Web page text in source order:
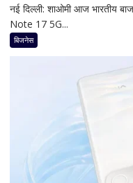
नई दिल्ली: शाओमी आज भारतीय
Note 17 5G...
बिजनेस